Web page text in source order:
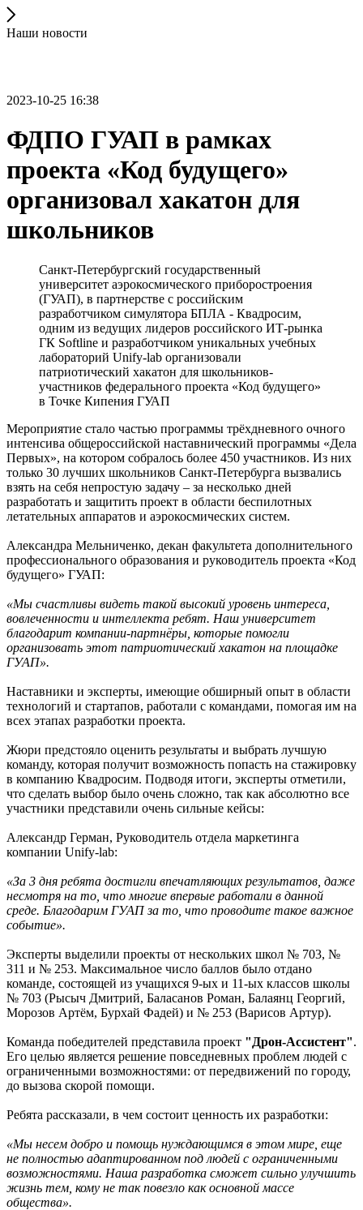
Наши новости
2023-10-25 16:38
ФДПО ГУАП в рамках
проекта «Код будущего»
организовал хакатон для
школьников
Санкт-Петербургский государственный
университет аэрокосмического приборостроения
(ГУАП), в партнерстве с российским
разработчиком симулятора БПЛА - Квадросим,
одним из ведущих лидеров российского ИТ-рынка
ГК Softline и разработчиком уникальных учебных
лабораторий Unify-lab организовали
патриотический хакатон для школьников-
участников федерального проекта «Код будущего»
в Точке Кипения ГУАП
Мероприятие стало частью программы трёхдневного очного
интенсива общероссийской наставнический программы «Дела
Первых», на котором собралось более 450 участников. Из них
только 30 лучших школьников Санкт-Петербурга вызвались
взять на себя непростую задачу – за несколько дней
разработать и защитить проект в области беспилотных
летательных аппаратов и аэрокосмических систем.
Александра Мельниченко, декан факультета дополнительного
профессионального образования и руководитель проекта «Код
будущего» ГУАП:
«Мы счастливы видеть такой высокий уровень интереса,
вовлеченности и интеллекта ребят. Наш университет
благодарит компании-партнёры, которые помогли
организовать этот патриотический хакатон на площадке
ГУАП».
Наставники и эксперты, имеющие обширный опыт в области
технологий и стартапов, работали с командами, помогая им на
всех этапах разработки проекта.
Жюри предстояло оценить результаты и выбрать лучшую
команду, которая получит возможность попасть на стажировку
в компанию Квадросим. Подводя итоги, эксперты отметили,
что сделать выбор было очень сложно, так как абсолютно все
участники представили очень сильные кейсы:
Александр Герман, Руководитель отдела маркетинга
компании Unify-lab:
«За 3 дня ребята достигли впечатляющих результатов, даже
несмотря на то, что многие впервые работали в данной
среде. Благодарим ГУАП за то, что проводите такое важное
событие».
Эксперты выделили проекты от нескольких школ № 703, №
311 и № 253. Максимальное число баллов было отдано
команде, состоящей из учащихся 9-ых и 11-ых классов школы
№ 703 (Рысыч Дмитрий, Баласанов Роман, Балаянц Георгий,
Морозов Артём, Бурхай Фадей) и № 253 (Варисов Артур).
Команда победителей представила проект "Дрон-Ассистент".
Его целью является решение повседневных проблем людей с
ограниченными возможностями: от передвижений по городу,
до вызова скорой помощи.
Ребята рассказали, в чем состоит ценность их разработки:
«Мы несем добро и помощь нуждающимся в этом мире, еще
не полностью адаптированном под людей с ограниченными
возможностями. Наша разработка сможет сильно улучшить
жизнь тем, кому не так повезло как основной массе
общества».